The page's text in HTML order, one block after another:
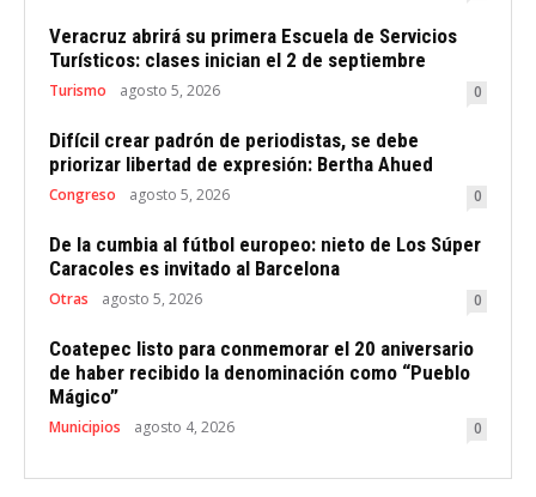
Veracruz abrirá su primera Escuela de Servicios
Turísticos: clases inician el 2 de septiembre
Turismo agosto 5, 2026 0
Difícil crear padrón de periodistas, se debe
priorizar libertad de expresión: Bertha Ahued
Congreso agosto 5, 2026 0
De la cumbia al fútbol europeo: nieto de Los Súper
Caracoles es invitado al Barcelona
Otras agosto 5, 2026 0
Coatepec listo para conmemorar el 20 aniversario
de haber recibido la denominación como “Pueblo
Mágico”
Municipios agosto 4, 2026 0